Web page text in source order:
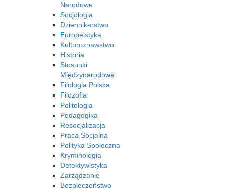
Narodowe
Socjologia
Dziennikarstwo
Europeistyka
Kulturoznawstwo
Historia
Stosunki
Międzynarodowe
Filologia Polska
Filozofia
Politologia
Pedagogika
Resocjalizacja
Praca Socjalna
Polityka Społeczna
Kryminologia
Detektywistyka
Zarządzanie
Bezpieczeństwo